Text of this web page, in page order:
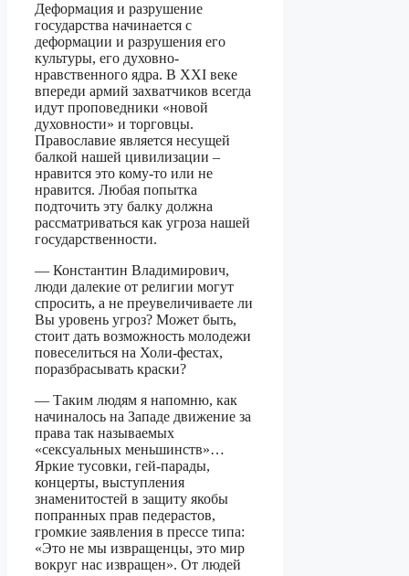
Деформация и разрушение
государства начинается с
деформации и разрушения его
культуры, его духовно-
нравственного ядра. В XXI веке
впереди армий захватчиков всегда
идут проповедники «новой
духовности» и торговцы.
Православие является несущей
балкой нашей цивилизации –
нравится это кому-то или не
нравится. Любая попытка
подточить эту балку должна
рассматриваться как угроза нашей
государственности.
— Константин Владимирович,
люди далекие от религии могут
спросить, а не преувеличиваете ли
Вы уровень угроз? Может быть,
стоит дать возможность молодежи
повеселиться на Холи-фестах,
поразбрасывать краски?
— Таким людям я напомню, как
начиналось на Западе движение за
права так называемых
«сексуальных меньшинств»…
Яркие тусовки, гей-парады,
концерты, выступления
знаменитостей в защиту якобы
попранных прав педерастов,
громкие заявления в прессе типа:
«Это не мы извращенцы, это мир
вокруг нас извращен». От людей